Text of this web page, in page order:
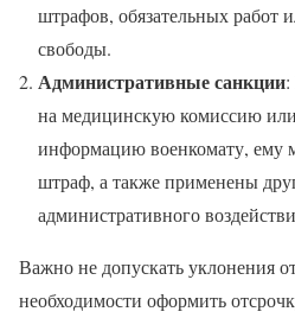
штрафов, обязательных работ
свободы.
Административные санкции
на медицинскую комиссию
информацию военкомату, ему
штраф, а также применены
административного
Важно не допускать уклонения
необходимости оформить